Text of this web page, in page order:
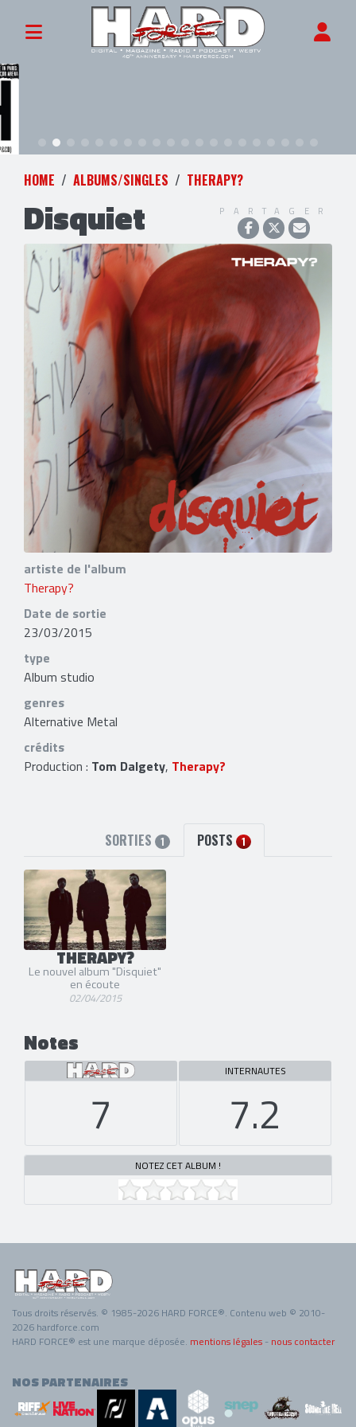
HOME ALBUMS/SINGLES THERAPY?
Disquiet PARTAGER
artiste de l'album
Therapy?
Date de sortie
23/03/2015
type
Album studio
genres
Alternative Metal
crédits
Production : Tom Dalgety, Therapy?
SORTIES 1 POSTS 1
THERAPY?
Le nouvel album "Disquiet"
en écoute
02/04/2015
Notes
7
INTERNAUTES
7.2
NOTEZ CET ALBUM !
Tous droits réservés. © 1985-2026 HARD FORCE®. Contenu web © 2010-
2026 hardforce.com
HARD FORCE® est une marque déposée. mentions légales - nous contacter
NOS PARTENAIRES